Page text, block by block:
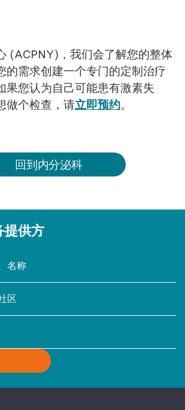
(ACPNY)，我们会了解您的整体
的需求创建一个专门的定制治疗
果您认为自己可能患有激素失
做个检查，请立即预约。
回到内分泌科
提供方